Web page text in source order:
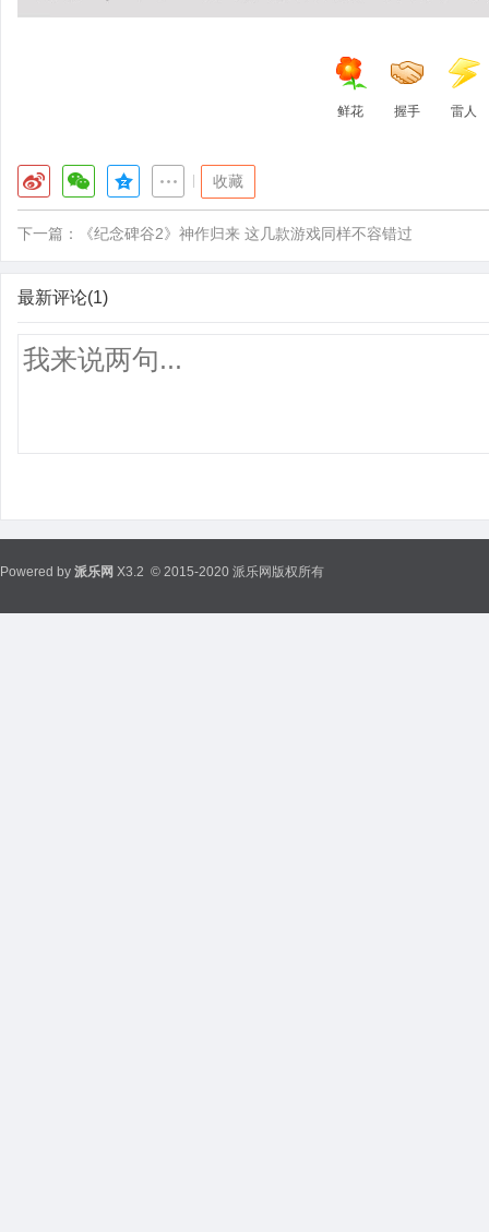
鲜花 握手 雷人
收藏
下一篇： 《纪念碑谷2》神作归来 这几款游戏同样不容错过
最新评论(1)
Powered by 派乐网 X3.2 © 2015-2020 派乐网版权所有